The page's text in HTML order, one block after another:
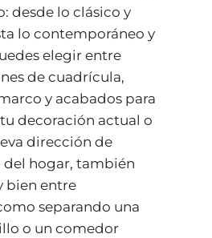
desde lo clásico y
lo contemporáneo y
elegir entre
de cuadrícula,
y acabados para
decoración actual o
dirección de
del hogar, también
bien entre
separando una
o un comedor